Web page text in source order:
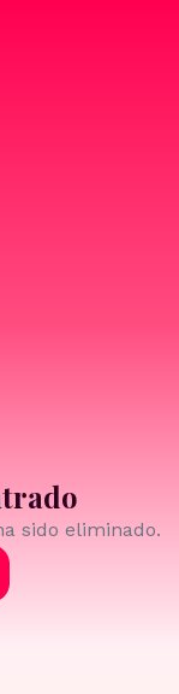
sido eliminado.